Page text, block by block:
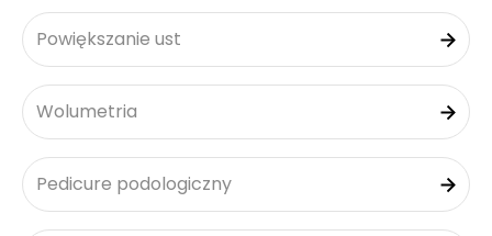
Powiększanie ust
Wolumetria
Pedicure podologiczny